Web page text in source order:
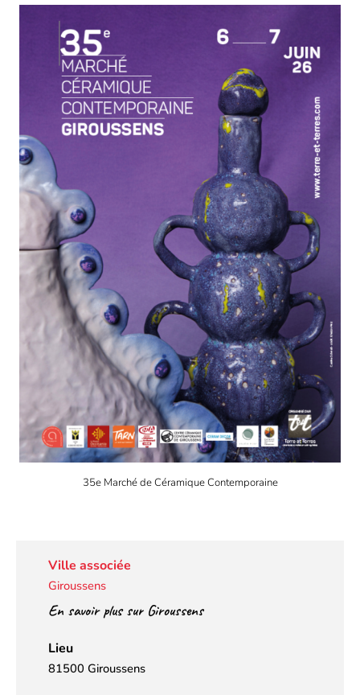
35e Marché de Céramique Contemporaine
Ville associée
Giroussens
En savoir plus sur Giroussens
Lieu
81500 Giroussens